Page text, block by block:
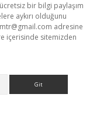
bir bilgi paylaşım
aykırı olduğunu
adresine
içerisinde sitemizden